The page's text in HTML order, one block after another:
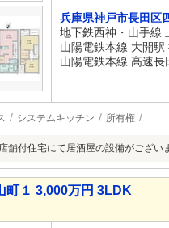
兵庫県神戸市長田区
地下鉄西神・山手線
山陽電鉄本線 大開駅
山陽電鉄本線 高速
システムキッチン 所有権
店舗付住宅にて居酒屋の設備がござい
町１ 3,000万円 3LDK